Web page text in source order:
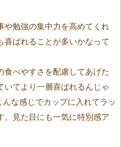
や勉強の集中力を高めてくれ
喜ばれることが多いかなって
べやすさを配慮してあげた
てより一層喜ばれるんじゃ
な感じでカップに入れてラッ
。見た目にも一気に特別感ア